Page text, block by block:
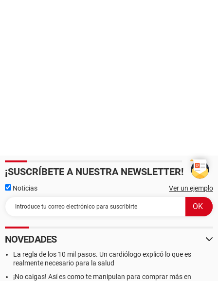
¡SUSCRÍBETE A NUESTRA NEWSLETTER!
Noticias Ver un ejemplo
NOVEDADES
La regla de los 10 mil pasos. Un cardiólogo explicó lo que es
realmente necesario para la salud
¡No caigas! Así es como te manipulan para comprar más en